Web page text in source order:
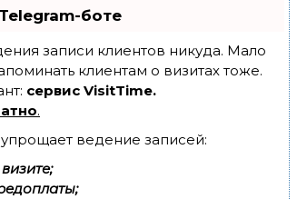
боте
записи клиентов никуда. Мало
клиентам о визитах тоже.
сервис VisitTime.
.
ведение записей: